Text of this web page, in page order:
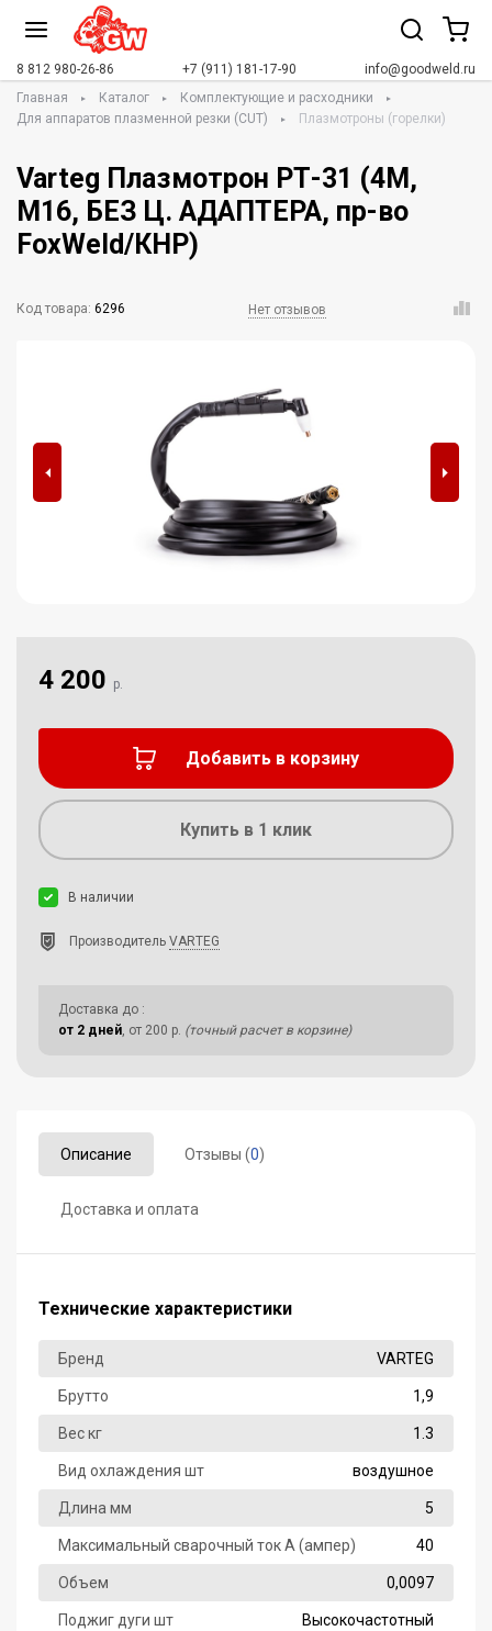
8 812 980-26-86 +7 (911) 181-17-90
info@goodweld.ru
Главная
Каталог
Комплектующие и расходники
Для аппаратов плазменной резки (CUT)
Плазмотроны (горелки)
Varteg Плазмотрон РТ-31 (4М,
М16, БЕЗ Ц. АДАПТЕРА, пр-во
FoxWeld/КНР)
Код товара: 6296 Нет отзывов
Описание Отзывы (0)
Доставка и оплата
Технические характеристики
Бренд VARTEG
Брутто 1,9
Вес кг 1.3
Вид охлаждения шт воздушное
Длина мм 5
Максимальный сварочный ток А (ампер) 40
Объем 0,0097
Поджиг дуги шт Высокочастотный
4 200 р.
Добавить в корзину
Купить в 1 клик
В наличии
Производитель VARTEG
Доставка до :
от 2 дней, от 200 р. (точный расчет в корзине)